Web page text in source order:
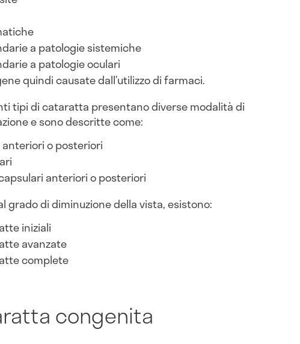
a patologie sistemiche
a patologie oculari
quindi causate dall’utilizzo di farmaci.
tipi di cataratta presentano diverse modalità di
e sono descritte come:
o posteriori
anteriori o posteriori
grado di diminuzione della vista, esistono:
iniziali
avanzate
complete
congenita